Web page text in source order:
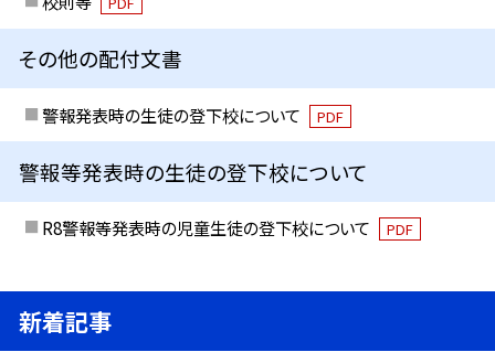
その他の配付文書
警報発表時の生徒の登下校について PDF
警報等発表時の生徒の登下校について
R8警報等発表時の児童生徒の登下校について PDF
新着記事